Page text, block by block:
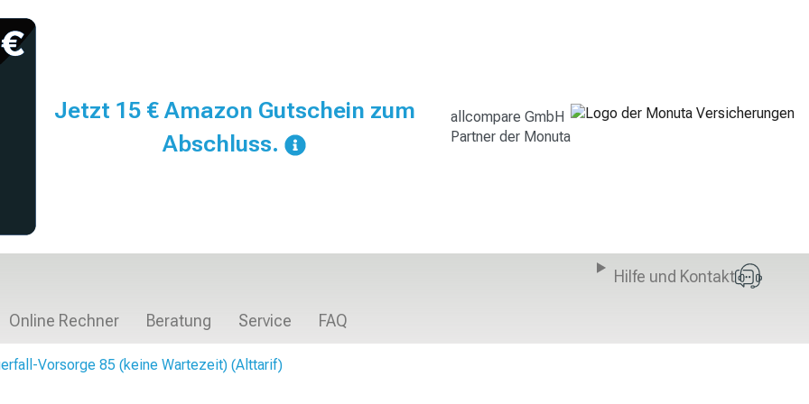
Jetzt 15 € Amazon Gutschein zum
Abschluss.
allcompare GmbH
Partner der Monuta
Online Rechner Beratung Service FAQ
Hilfe und Kontakt
Vorsorge 85 (keine Wartezeit) (Alttarif)